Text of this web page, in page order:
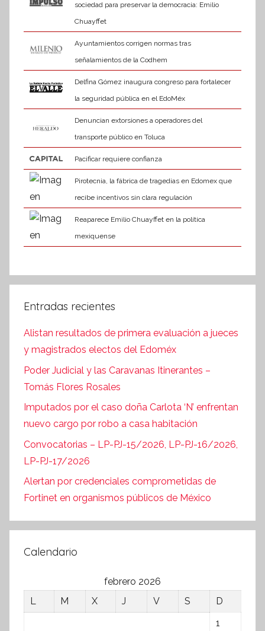
sociedad para preservar la democracia: Emilio
Chuayffet
Ayuntamientos corrigen normas tras
señalamientos de la Codhem
Delfina Gómez inaugura congreso para fortalecer
la seguridad pública en el EdoMéx
Denuncian extorsiones a operadores del
transporte público en Toluca
Pacificar requiere confianza
Pirotecnia, la fábrica de tragedias en Edomex que
recibe incentivos sin clara regulación
Reaparece Emilio Chuayffet en la política
mexiquense
Entradas recientes
Alistan resultados de primera evaluación a jueces
y magistrados electos del Edoméx
Poder Judicial y las Caravanas Itinerantes –
Tomás Flores Rosales
Imputados por el caso doña Carlota ‘N’ enfrentan
nuevo cargo por robo a casa habitación
Convocatorias – LP-PJ-15/2026, LP-PJ-16/2026,
LP-PJ-17/2026
Alertan por credenciales comprometidas de
Fortinet en organismos públicos de México
Calendario
febrero 2026
L
M X J V S
D
1